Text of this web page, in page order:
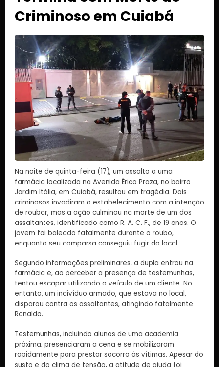
Criminoso em Cuiabá
Na noite de quinta-feira (17), um assalto a uma
farmácia localizada na Avenida Érico Praza, no bairro
Jardim Itália, em Cuiabá, resultou em tragédia. Dois
criminosos invadiram o estabelecimento com a intenção
de roubar, mas a ação culminou na morte de um dos
assaltantes, identificado como R. A. C. F., de 19 anos. O
jovem foi baleado fatalmente durante o roubo,
enquanto seu comparsa conseguiu fugir do local.
Segundo informações preliminares, a dupla entrou na
farmácia e, ao perceber a presença de testemunhas,
tentou escapar utilizando o veículo de um cliente. No
entanto, um indivíduo armado, que estava no local,
disparou contra os assaltantes, atingindo fatalmente
Ronaldo.
Testemunhas, incluindo alunos de uma academia
próxima, presenciaram a cena e se mobilizaram
rapidamente para prestar socorro às vítimas. Apesar do
susto e do clima de tensão, a atitude de ajuda foi